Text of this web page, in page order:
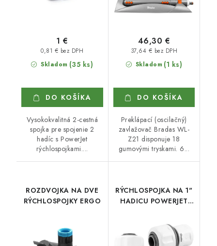
Skladom (35 ks)
0,81 € bez DPH
1 €
DO KOŠÍKA
Vysokokvalitná 2-cestná
spojka pre spojenie 2
hadíc s PowerJet
rýchlospojkami....
Skladom (1 ks)
37,64 € bez DPH
46,30 €
DO KOŠÍKA
Preklápací (oscilačný)
zavlažovač Bradas WL-
Z21 disponuje 18
gumovými tryskami. 6...
ROZDVOJKA NA DVE
RÝCHLOSPOJKY ERGO
RÝCHLOSPOJKA NA 1"
HADICU POWERJET